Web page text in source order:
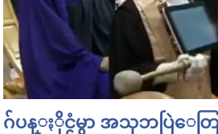
ဂ်ပန္ႏိုင္ငံမွာ အသုဘပြဲေတ